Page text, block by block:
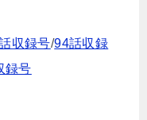
収録号/94話収録
録号